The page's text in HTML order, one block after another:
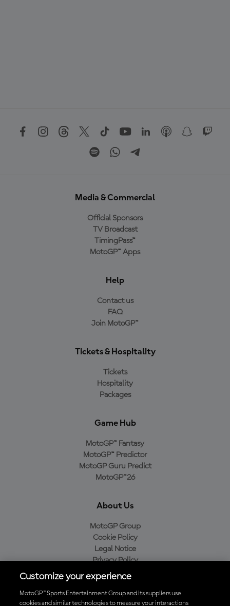
Media & Commercial
Official Sponsors
TV Broadcast
TimingPass™
MotoGP™ Apps
Help
Contact us
FAQ
Join MotoGP™
Tickets & Hospitality
Tickets
Hospitality
Packages
Game Hub
MotoGP™ Fantasy
MotoGP™ Predictor
MotoGP Guru Predict
MotoGP™26
About Us
MotoGP Group
Cookie Policy
Legal Notice
Privacy Policy
Purchase Policy
Customize your experience
MotoGP™ Sports Entertainment Group and its suppliers use
cookies and similar technologies to measure your interactions